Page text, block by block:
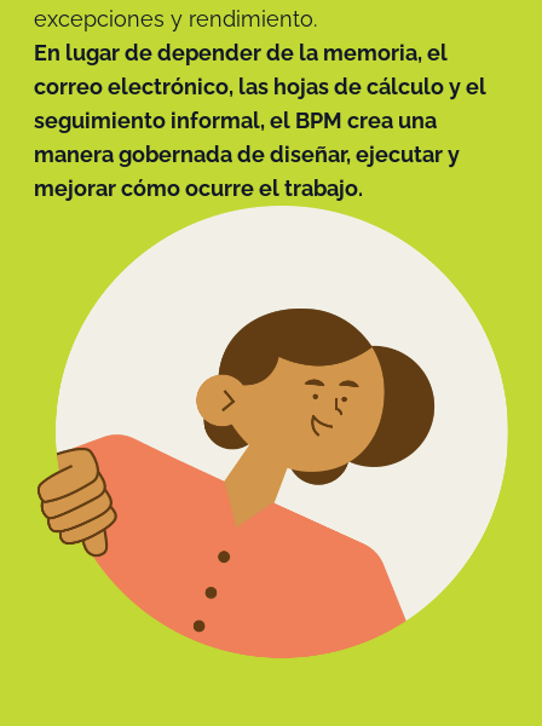
excepciones y rendimiento.
En lugar de depender de la memoria, el
correo electrónico, las hojas de cálculo y el
seguimiento informal, el BPM crea una
manera gobernada de diseñar, ejecutar y
mejorar cómo ocurre el trabajo.